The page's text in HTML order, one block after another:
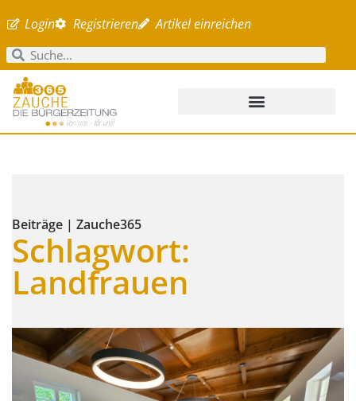
Login Registrieren Artikel einreichen
Beiträge | Zauche365
Schlagwort:
Landfrauen